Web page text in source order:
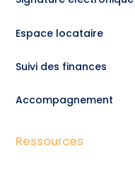
Espace locataire
Suivi des finances
Accompagnement
Ressources